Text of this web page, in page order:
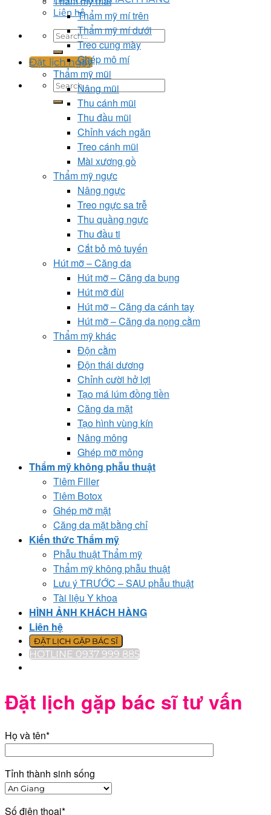
Liên hệ
Đặt lịch ngay
Thẩm mỹ mí trên
Thẩm mỹ mí dưới
Treo cung mày
Ghép mô mí
Thẩm mỹ mũi
Nâng mũi
Thu cánh mũi
Thu đầu mũi
Chỉnh vách ngăn
Treo cánh mũi
Mài xương gồ
Thẩm mỹ ngực
Nâng ngực
Treo ngực sa trễ
Thu quầng ngực
Thu đầu ti
Cắt bỏ mô tuyến
Hút mỡ – Căng da
Hút mỡ – Căng da bụng
Hút mỡ đùi
Hút mỡ – Căng da cánh tay
Hút mỡ – Căng da nọng cằm
Thẩm mỹ khác
Độn cằm
Độn thái dương
Chỉnh cười hở lợi
Tạo má lúm đồng tiền
Căng da mặt
Tạo hình vùng kín
Nâng mông
Ghép mỡ mông
Thẩm mỹ không phẫu thuật
Tiêm Filler
Tiêm Botox
Ghép mỡ mặt
Căng da mặt bằng chỉ
Kiến thức Thẩm mỹ
Phẫu thuật Thẩm mỹ
Thẩm mỹ không phẫu thuật
Lưu ý TRƯỚC – SAU phẫu thuật
Tài liệu Y khoa
HÌNH ẢNH KHÁCH HÀNG
Liên hệ
ĐẶT LỊCH GẶP BÁC SĨ
HOTLINE 0937 999 885
Đặt lịch gặp bác sĩ tư vấn
Họ và tên*
Tỉnh thành sinh sống
Số điện thoại*